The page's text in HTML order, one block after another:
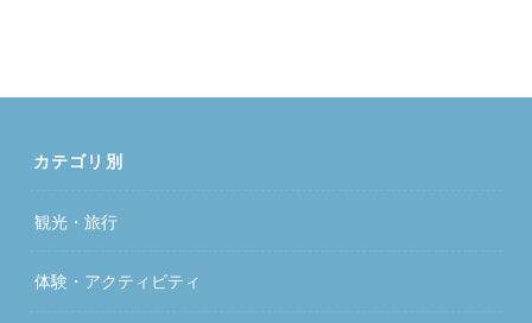
カテゴリ別
観光・旅行
体験・アクティビティ